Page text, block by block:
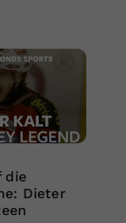
die
Dieter